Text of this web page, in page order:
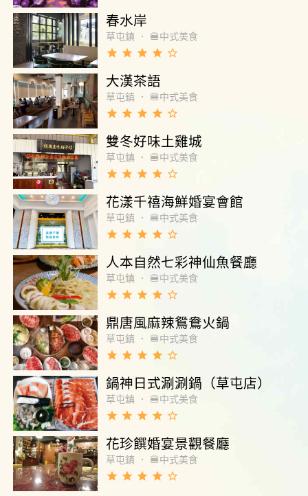
春水岸
草屯鎮 ． 🍔中式美食
grade grade grade grade star_border
大漢茶語
草屯鎮 ． 🍔中式美食
grade grade grade grade star_border
雙冬好味土雞城
草屯鎮 ． 🍔中式美食
grade grade grade grade star_border
花漾千禧海鮮婚宴會館
草屯鎮 ． 🍔中式美食
grade grade grade grade star_border
人本自然七彩神仙魚餐廳
草屯鎮 ． 🍔中式美食
grade grade grade grade star_border
鼎唐風麻辣鴛鴦火鍋
草屯鎮 ． 🍔中式美食
grade grade grade grade star_border
鍋神日式涮涮鍋（草屯店）
草屯鎮 ． 🍔中式美食
grade grade grade grade star_border
花珍饌婚宴景觀餐廳
草屯鎮 ． 🍔中式美食
grade grade grade grade star_border